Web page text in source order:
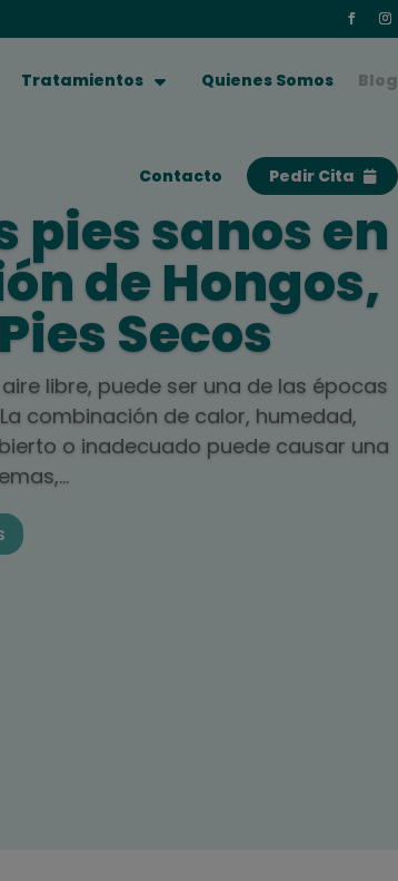
Tratamientos Quienes Somos Blog
Contacto Pedir Cita
pies sanos en
de Hongos,
Secos
libre, puede ser una de las épocas
combinación de calor, humedad,
o inadecuado puede causar una